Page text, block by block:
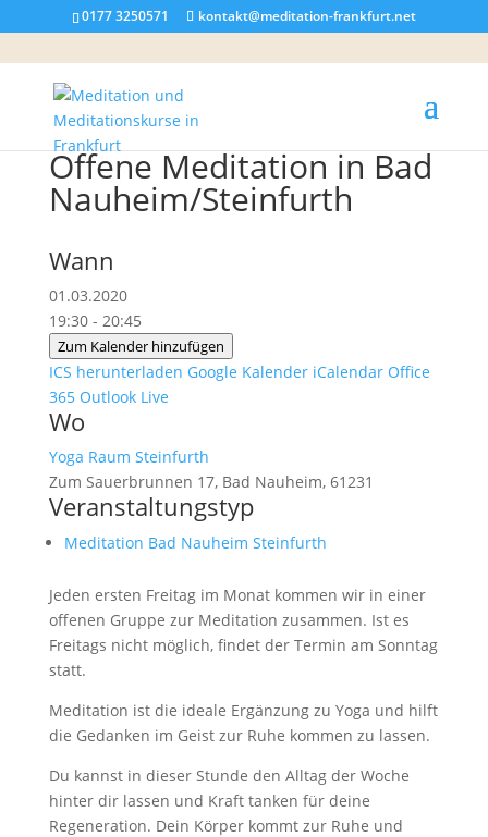
0177 3250571 kontakt@meditation-frankfurt.net
Offene Meditation in Bad
Nauheim/Steinfurth
Wann
01.03.2020
19:30 - 20:45
Zum Kalender hinzufügen
ICS herunterladen Google Kalender iCalendar Office
365 Outlook Live
Wo
Yoga Raum Steinfurth
Zum Sauerbrunnen 17, Bad Nauheim, 61231
Veranstaltungstyp
Meditation Bad Nauheim Steinfurth
Jeden ersten Freitag im Monat kommen wir in einer
offenen Gruppe zur Meditation zusammen. Ist es
Freitags nicht möglich, findet der Termin am Sonntag
statt.
Meditation ist die ideale Ergänzung zu Yoga und hilft
die Gedanken im Geist zur Ruhe kommen zu lassen.
Du kannst in dieser Stunde den Alltag der Woche
hinter dir lassen und Kraft tanken für deine
Regeneration. Dein Körper kommt zur Ruhe und